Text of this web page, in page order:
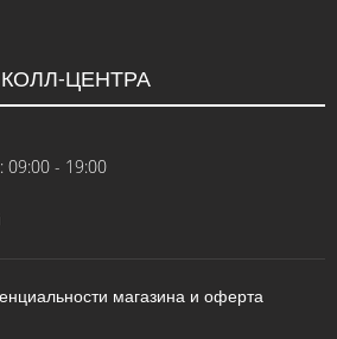
ЦЕНТРА
09:00 - 19:00
магазина и оферта